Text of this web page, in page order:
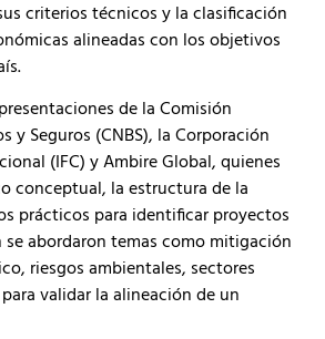
criterios técnicos y la clasificación
alineadas con los objetivos
de la Comisión
y Seguros (CNBS), la Corporación
(IFC) y Ambire Global, quienes
conceptual, la estructura de la
prácticos para identificar proyectos
se abordaron temas como mitigación
riesgos ambientales, sectores
validar la alineación de un